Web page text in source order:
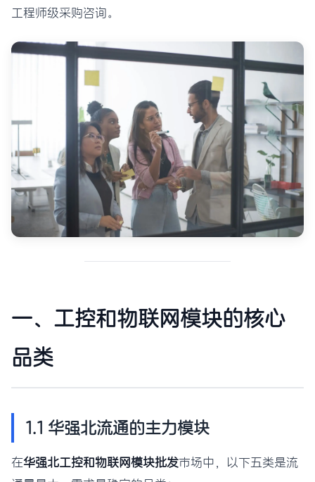
工程师级采购咨询。
一、工控和物联网模块的核心
品类
1.1 华强北流通的主力模块
在华强北工控和物联网模块批发市场中，以下五类是流